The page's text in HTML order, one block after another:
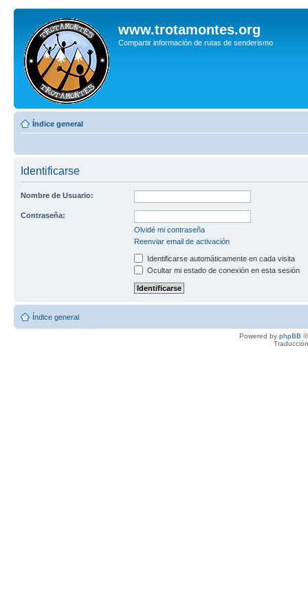
www.trotamontes.org
Compartir información de rutas de senderismo
Índice general
Identificarse
Nombre de Usuario:
Contraseña:
Olvidé mi contraseña
Reenviar email de activación
Identificarse automáticamente en cada visita
Ocultar mi estado de conexión en esta sesión
Índice general
Powered by phpBB